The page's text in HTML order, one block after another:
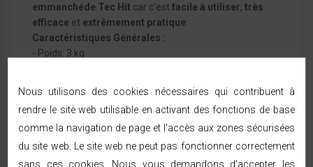
emmanchéde Tec Hit car c'est facile à utiliser, très
efficace et extrêmement pratique
Caractéristiques Générales :
- Poids: 3 kg
Nous utilisons des cookies nécessaires qui contribuent à
rendre le site web utilisable en activant des fonctions de base
comme la navigation de page et l'accès aux zones sécurisées
du site web. Le site web ne peut pas fonctionner correctement
sans ces cookies. Nous vous demandons d'accepter les